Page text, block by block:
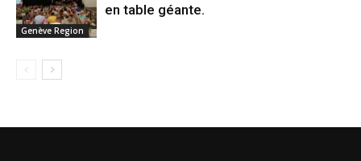
Genève Region
en table géante.